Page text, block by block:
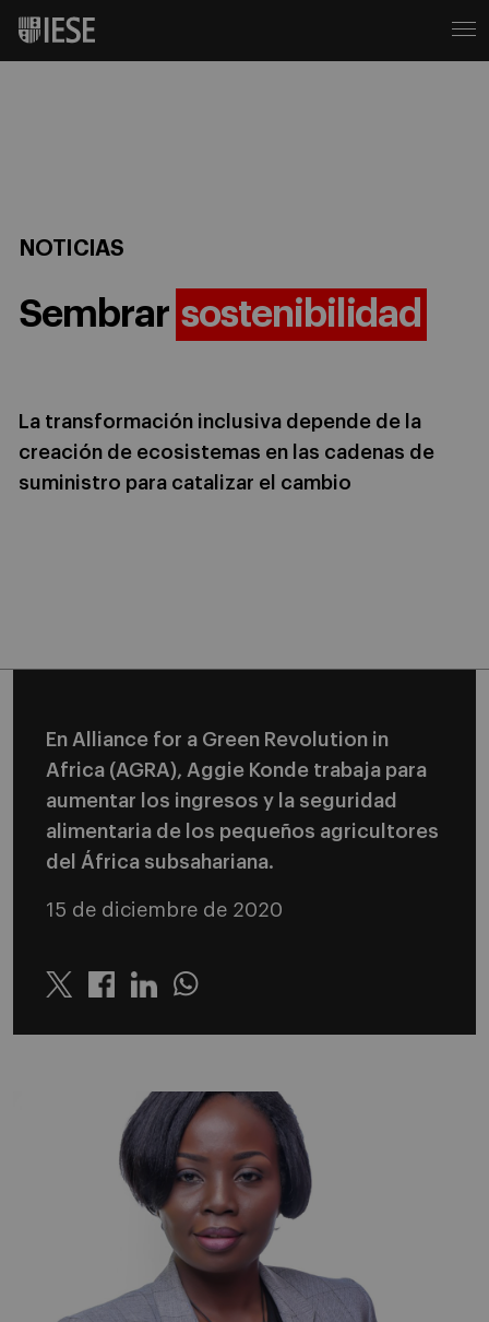
NOTICIAS
Sembrar sostenibilidad
La transformación inclusiva depende de la
creación de ecosistemas en las cadenas de
suministro para catalizar el cambio
En Alliance for a Green Revolution in
Africa (AGRA), Aggie Konde trabaja para
aumentar los ingresos y la seguridad
alimentaria de los pequeños agricultores
del África subsahariana.
15 de diciembre de 2020
Twitter LinkedinWhatsapp